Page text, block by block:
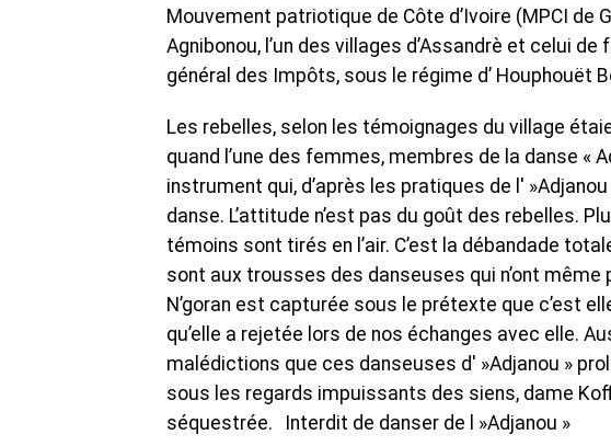
Mouvement patriotique de Côte d’Ivoire (MPCI de
Agnibonou, l’un des villages d’Assandrè et celui
général des Impôts, sous le régime d’ Houphouët
Les rebelles, selon les témoignages du village
quand l’une des femmes, membres de la danse «
instrument qui, d’après les pratiques de l'
danse. L’attitude n’est pas du goût des rebelles.
témoins sont tirés en l’air. C’est la débandade
sont aux trousses des danseuses qui n’ont
N’goran est capturée sous le prétexte que c’est
qu’elle a rejetée lors de nos échanges avec elle.
malédictions que ces danseuses d' »Adjanou »
sous les regards impuissants des siens, dame
séquestrée. Interdit de danser de l »Adjanou »